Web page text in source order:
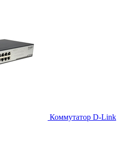
Коммутатор D-Link